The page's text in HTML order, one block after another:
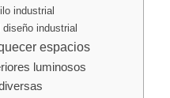
industrial
industrial
espacios
luminosos